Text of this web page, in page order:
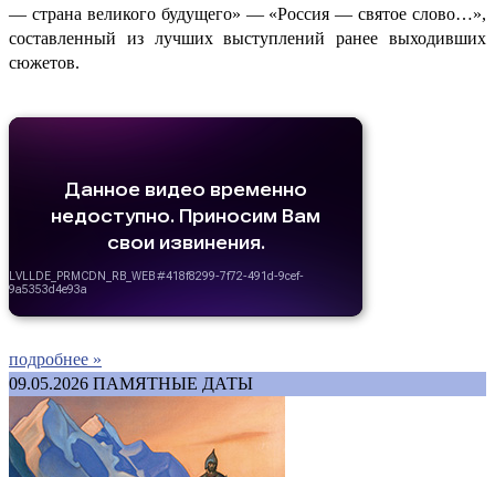
— страна великого будущего» — «Россия — святое слово…»,
составленный из лучших выступлений ранее выходивших
сюжетов.
подробнее »
09.05.2026 ПАМЯТНЫЕ ДАТЫ